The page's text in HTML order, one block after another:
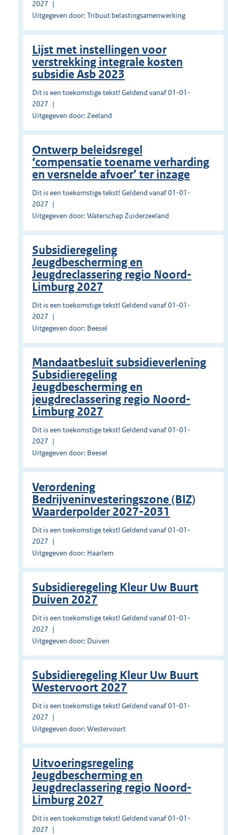
2027
Uitgegeven door: Tribuut belastingsamenwerking
Lijst met instellingen voor
verstrekking integrale kosten
subsidie Asb 2023
Dit is een toekomstige tekst! Geldend vanaf 01-01-
2027
Uitgegeven door: Zeeland
Ontwerp beleidsregel
‘compensatie toename verharding
en versnelde afvoer’ ter inzage
Dit is een toekomstige tekst! Geldend vanaf 01-01-
2027
Uitgegeven door: Waterschap Zuiderzeeland
Subsidieregeling
Jeugdbescherming en
Jeugdreclassering regio Noord-
Limburg 2027
Dit is een toekomstige tekst! Geldend vanaf 01-01-
2027
Uitgegeven door: Beesel
Mandaatbesluit subsidieverlening
Subsidieregeling
Jeugdbescherming en
jeugdreclassering regio Noord-
Limburg 2027
Dit is een toekomstige tekst! Geldend vanaf 01-01-
2027
Uitgegeven door: Beesel
Verordening
Bedrijveninvesteringszone (BIZ)
Waarderpolder 2027-2031
Dit is een toekomstige tekst! Geldend vanaf 01-01-
2027
Uitgegeven door: Haarlem
Subsidieregeling Kleur Uw Buurt
Duiven 2027
Dit is een toekomstige tekst! Geldend vanaf 01-01-
2027
Uitgegeven door: Duiven
Subsidieregeling Kleur Uw Buurt
Westervoort 2027
Dit is een toekomstige tekst! Geldend vanaf 01-01-
2027
Uitgegeven door: Westervoort
Uitvoeringsregeling
Jeugdbescherming en
Jeugdreclassering regio Noord-
Limburg 2027
Dit is een toekomstige tekst! Geldend vanaf 01-01-
2027